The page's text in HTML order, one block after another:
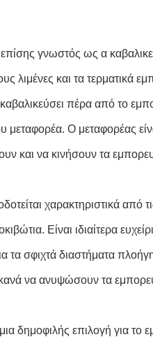
γνωστός ως α
λιμένες και τα τερματικά
πέρα από το
μεταφορέα. Ο μεταφορέας
και να κινήσουν τα
χαρακτηριστικά από
Είναι ιδιαίτερα
τα σφιχτά διαστήματα
να ανυψώσουν τα
δημοφιλής επιλογή για το